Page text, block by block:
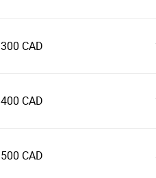
300 CAD
400 CAD
500 CAD